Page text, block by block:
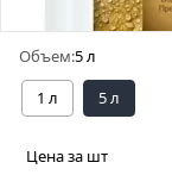
Объем:5 л
1 л
5 л
Цена за шт